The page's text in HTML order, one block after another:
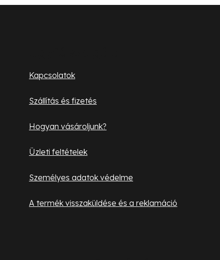
í
Kapcsolatok
Szállítás és fizetés
Hogyan vásároljunk?
Üzleti feltételek
Személyes adatok védelme
A termék visszaküldése és a reklamáció